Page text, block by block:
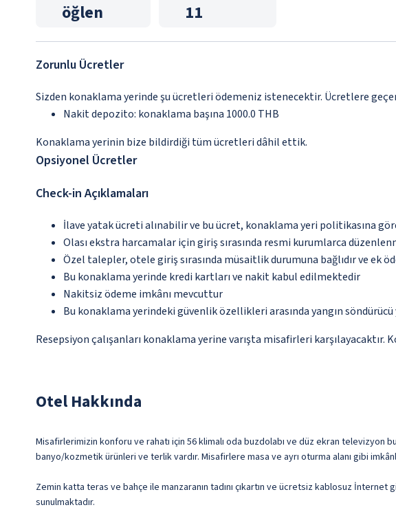
öğlen 11
Zorunlu Ücretler
Sizden konaklama yerinde şu ücretleri ödemeniz istenecektir. Ücretlere
Nakit depozito: konaklama başına 1000.0 THB
Konaklama yerinin bize bildirdiği tüm ücretleri dâhil ettik.
Opsiyonel Ücretler
Check-in Açıklamaları
İlave yatak ücreti alınabilir ve bu ücret, konaklama yeri politikasına
Olası ekstra harcamalar için giriş sırasında resmi kurumlarca
Özel talepler, otele giriş sırasında müsaitlik durumuna bağlıdır ve
Bu konaklama yerinde kredi kartları ve nakit kabul edilmektedir
Nakitsiz ödeme imkânı mevcuttur
Bu konaklama yerindeki güvenlik özellikleri arasında yangın
Resepsiyon çalışanları konaklama yerine varışta misafirleri
Otel Hakkında
Misafirlerimizin konforu ve rahatı için 56 klimalı oda buzdolabı ve düz ekran televizyon
banyo/kozmetik ürünleri ve terlik vardır. Misafirlere masa ve ayrı oturma alanı gibi
Zemin katta teras ve bahçe ile manzaranın tadını çıkartın ve ücretsiz kablosuz
sunulmaktadır.